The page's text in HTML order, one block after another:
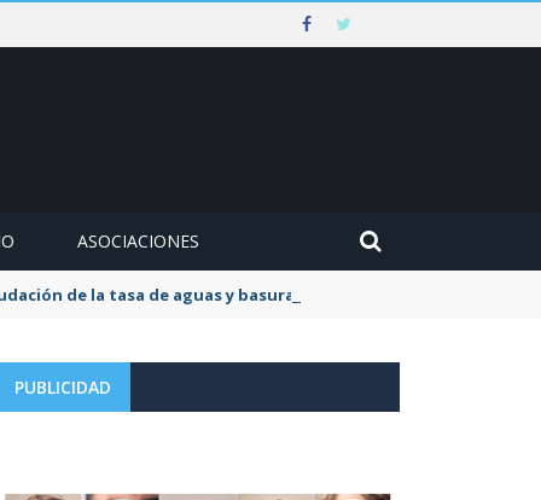
ASOCIACIONES
de la tasa de aguas y basuras
PUBLICIDAD